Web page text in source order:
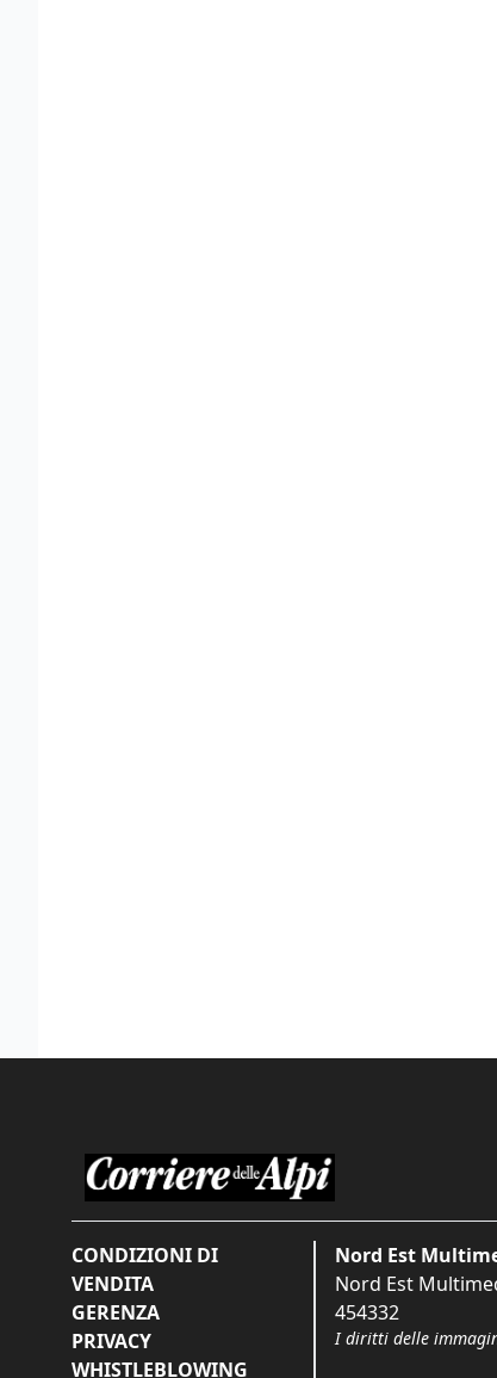
CONDIZIONI DI
VENDITA
GERENZA
PRIVACY
WHISTLEBLOWING
Nord Est
Nord Est
454332
I diritti delle